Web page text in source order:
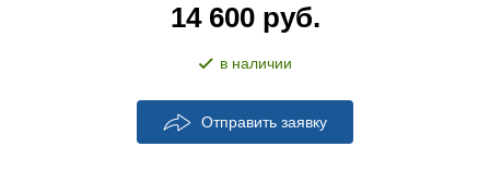
14 600 руб.
в наличии
Отправить заявку